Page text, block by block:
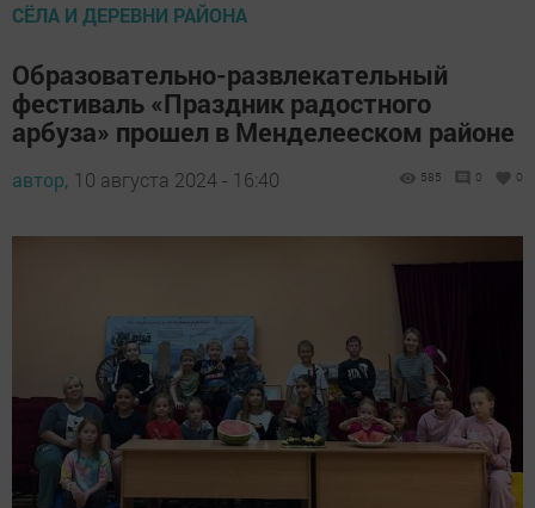
СЁЛА И ДЕРЕВНИ РАЙОНА
Образовательно-развлекательный
фестиваль «Праздник радостного
арбуза» прошел в Менделееском районе
автор, 10 августа 2024 - 16:40 585 0 0